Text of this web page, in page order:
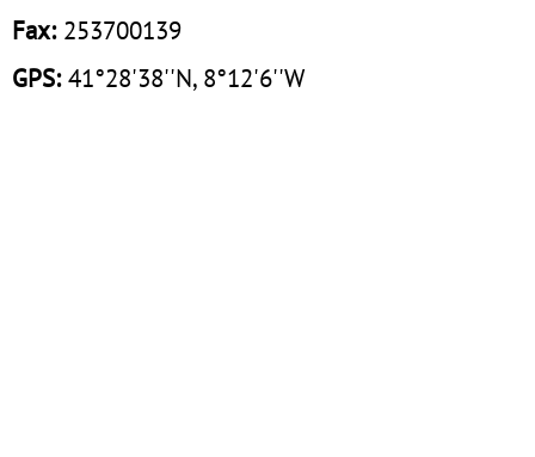
Fax: 253700139
GPS:41°28'38''N, 8°12'6''W